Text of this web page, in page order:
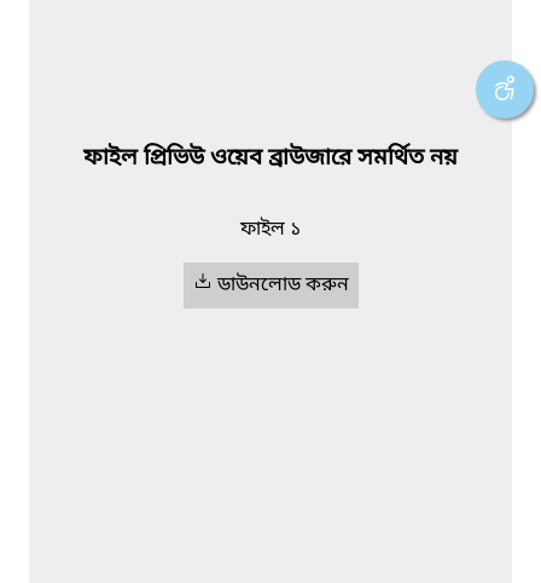
ফাইল প্রিভিউ ওয়েব ব্রাউজারে সমর্থিত নয়
ফাইল ১
ডাউনলোড করুন